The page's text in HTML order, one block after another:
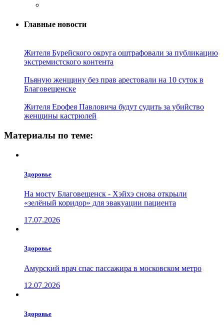
Главные новости
Жителя Бурейского округа оштрафовали за публикацию
экстремистского контента
Пьяную женщину без прав арестовали на 10 суток в
Благовещенске
Жителя Ерофея Павловича будут судить за убийство
женщины кастрюлей
Материалы по теме:
Здоровье
На мосту Благовещенск - Хэйхэ снова открыли
«зелёный коридор» для эвакуации пациента
17.07.2026
Здоровье
Амурский врач спас пассажира в московском метро
12.07.2026
Здоровье